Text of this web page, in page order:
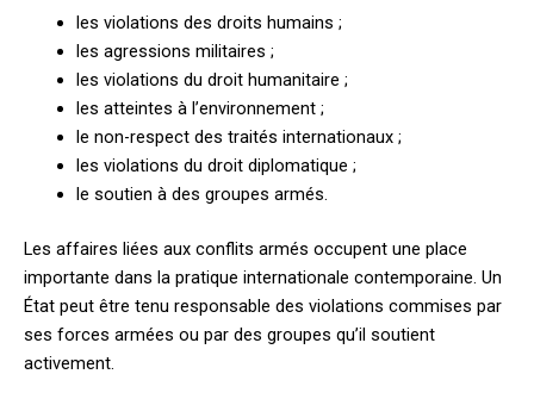
les violations des droits humains ;
les agressions militaires ;
les violations du droit humanitaire ;
les atteintes à l’environnement ;
le non-respect des traités internationaux ;
les violations du droit diplomatique ;
le soutien à des groupes armés.
Les affaires liées aux conflits armés occupent une place
importante dans la pratique internationale contemporaine. Un
État peut être tenu responsable des violations commises par
ses forces armées ou par des groupes qu’il soutient
activement.